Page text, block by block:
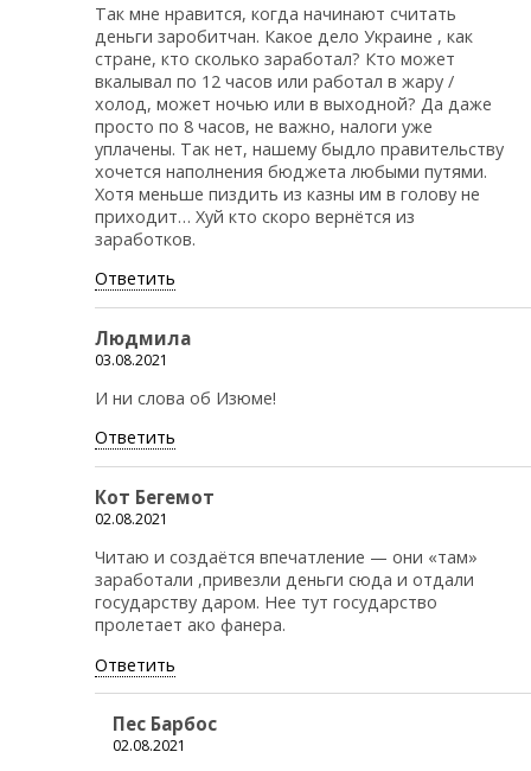
Так мне нравится, когда начинают считать
деньги заробитчан. Какое дело Украине , как
стране, кто сколько заработал? Кто может
вкалывал по 12 часов или работал в жару /
холод, может ночью или в выходной? Да даже
просто по 8 часов, не важно, налоги уже
уплачены. Так нет, нашему быдло правительству
хочется наполнения бюджета любыми путями.
Хотя меньше пиздить из казны им в голову не
приходит… Хуй кто скоро вернётся из
заработков.
Ответить
Людмила
03.08.2021
И ни слова об Изюме!
Ответить
Кот Бегемот
02.08.2021
Читаю и создаётся впечатление — они «там»
заработали ,привезли деньги сюда и отдали
государству даром. Нее тут государство
пролетает ако фанера.
Ответить
Пес Барбос
02.08.2021